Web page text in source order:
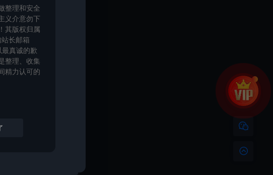
整理和安全
义介意勿下
其版权归属
长邮箱
真诚的歉
整理、收集
精力认可的